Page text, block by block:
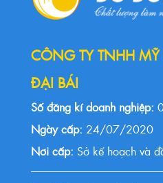
CÔNG TY TNHH
ĐẠI BÁI
Số đăng kí doanh nghiệp:
Ngày cấp: 24/07/2020
Nơi cấp: Sở kế hoạch và